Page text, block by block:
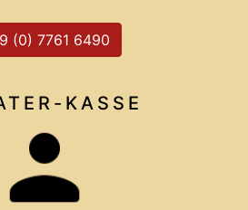
(0) 7761 6490
KASSE